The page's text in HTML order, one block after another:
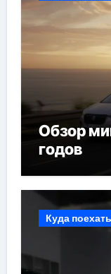
Обзор
годов
Куда поехать